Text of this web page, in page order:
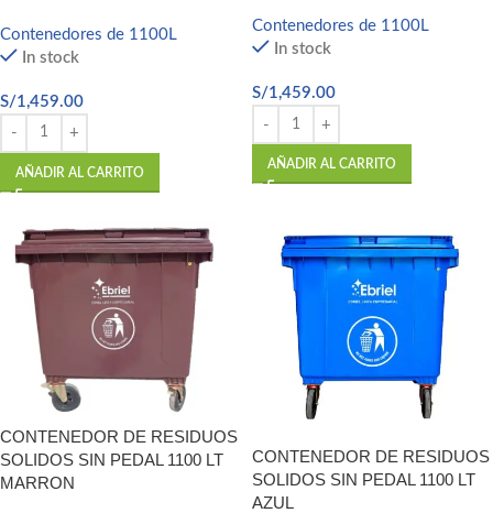
Contenedores de 1100L
In stock
S/1,459.00
AÑADIR AL CARRITO
Contenedores de 1100L
In stock
S/1,459.00
AÑADIR AL CARRITO
CONTENEDOR DE RESIDUOS
SOLIDOS SIN PEDAL 1100 LT
MARRON
CONTENEDOR DE RESIDUOS
SOLIDOS SIN PEDAL 1100 LT
AZUL